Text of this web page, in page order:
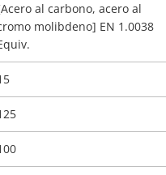
al carbono, acero al
molibdeno] EN 1.0038